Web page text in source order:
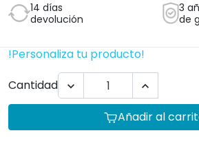
14 días
devolución
3
de
!Personaliza tu producto!
Cantidad
 
Añadir al